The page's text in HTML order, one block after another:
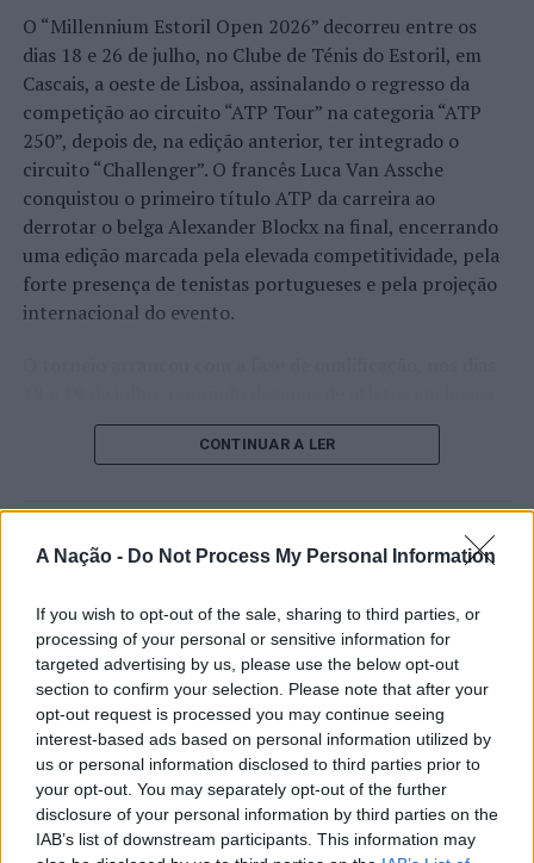
A Nação - Do Not Process My Personal Information
If you wish to opt-out of the sale, sharing to third parties, or
processing of your personal or sensitive information for
targeted advertising by us, please use the below opt-out
section to confirm your selection. Please note that after your
opt-out request is processed you may continue seeing
interest-based ads based on personal information utilized by
us or personal information disclosed to third parties prior to
your opt-out. You may separately opt-out of the further
disclosure of your personal information by third parties on the
IAB’s list of downstream participants. This information may
Feira Internacional do Artesanato regressa a Lisboa
com três pavilhões e artesãos de 31 países
NÃO PERCA
Barcelos: Mostra de Voluntariado no Campus do IPCA
O “Millennium Estoril Open 2026” decorreu entre os
dias 18 e 26 de julho, no Clube de Ténis do Estoril, em
Cascais, a oeste de Lisboa, assinalando o regresso da
competição ao circuito “ATP Tour” na categoria “ATP
250”, depois de, na edição anterior, ter integrado o
circuito “Challenger”. O francês Luca Van Assche
conquistou o primeiro título ATP da carreira ao
derrotar o belga Alexander Blockx na final, encerrando
uma edição marcada pela elevada competitividade, pela
forte presença de tenistas portugueses e pela projeção
internacional do evento.
de um lugar no quadro principal. A cerimónia de
abertura contou com a presença do presidente da
acompanhado pelo executivo municipal, assinalando o
concelho no centro do calendário internacional do
Apesar das desistências de última hora de jogadores
como Casper Ruud (Noruega), Alejandro Davidovich
Fokina (Espanha) e Matteo Arnaldi (Itália), a prova
apresentou um quadro competitivo de elevado nível,
liderado pelo russo Andrey Rublev, primeiro cabeça de
série, pelo italiano Luciano Darderi, pelo chileno
Alejandro Tabilo e pelo belga Alexander Blockx.
Um dos momentos mais aguardados da semana foi
CONTINUAR A LER
ATUALIDADE
Internacional de Artes e Ofícios”
promete afirmar artesanato,
património e inovação como
“motores de desenvolvimento
económico e cultural” do município
português